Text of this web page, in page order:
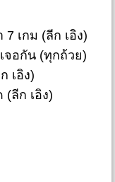
เกม (ลีก เอิง)
จอกัน (ทุกถ้วย)
เอิง)
(ลีก เอิง)